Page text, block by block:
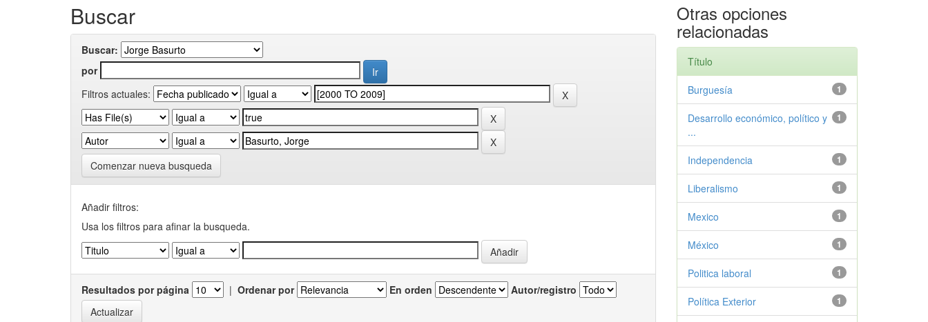
Buscar
Buscar:
por
Filtros actuales:
Comenzar nueva busqueda
Añadir filtros:
Usa los filtros para afinar la busqueda.
Resultados por página | Ordenar por En orden Autor/registro
Otras opciones
relacionadas
Título
1
Burguesía
1
Desarrollo económico, político y
...
1
Independencia
1
Liberalismo
1
Mexico
1
México
1
Politica laboral
1
Política Exterior